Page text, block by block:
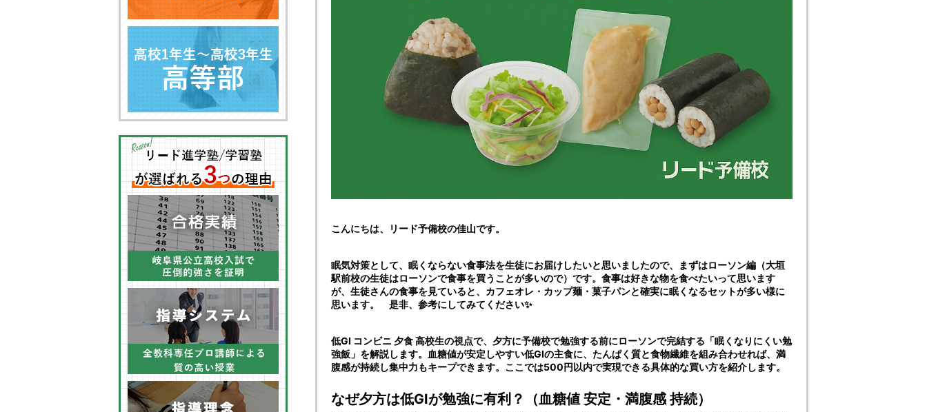
こんにちは、リード予備校の佳山です。
眠気対策として、眠くならない食事法を生徒にお届けしたいと思いましたので、まずはローソン編（大垣
駅前校の生徒はローソンで食事を買うことが多いので）です。食事は好きな物を食べたいって思います
が、生徒さんの食事を見ていると、カフェオレ・カップ麺・菓子パンと確実に眠くなるセットが多い様に
思います。 是非、参考にしてみてください✨
低GI コンビニ 夕食 高校生の視点で、夕方に予備校で勉強する前にローソンで完結する「眠くなりにくい勉
強飯」を解説します。血糖値が安定しやすい低GIの主食に、たんぱく質と食物繊維を組み合わせれば、満
腹感が持続し集中力もキープできます。ここでは500円以内で実現できる具体的な買い方を紹介します。
なぜ夕方は低GIが勉強に有利？（血糖値 安定・満腹感 持続）